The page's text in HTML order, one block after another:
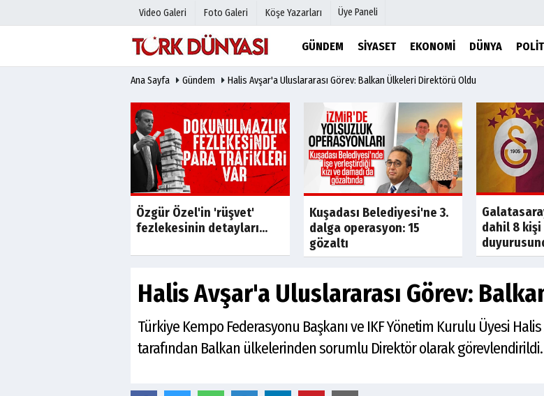
Video Galeri Foto Galeri Köşe Yazarları Üye Paneli
GÜNDEM SIYASET EKONOMI DÜNYA
Hava Durumu
Gazete Manşetleri
Anketler
Biyografiler
Video Galeri
Foto Galeri
Etkinlikler
Ana Sayfa Gündem Halis Avşar'a Uluslararası Görev: Balkan Ülkeleri Direktörü Oldu
Özgür Özel'in 'rüşvet'
fezlekesinin detayları...
Kuşadası Belediyesi'ne 3.
dalga operasyon: 15
gözaltı
dahil 8 kişi
Halis Avşar'a Uluslararası Görev:
Türkiye Kempo Federasyonu Başkanı ve IKF Yönetim Kurulu Üyesi
tarafından Balkan ülkelerinden sorumlu Direktör olarak görevlendirildi.